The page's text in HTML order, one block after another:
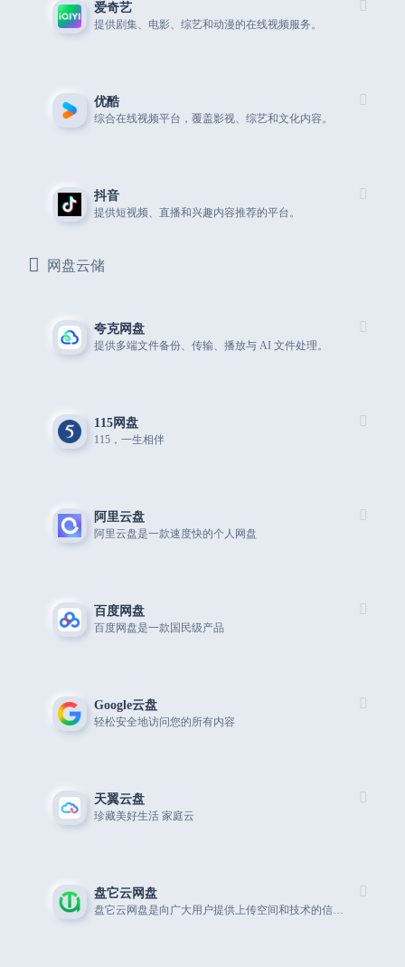
爱奇艺
提供剧集、电影、综艺和动漫的在线视频服务。
优酷
综合在线视频平台，覆盖影视、综艺和文化内容。
抖音
提供短视频、直播和兴趣内容推荐的平台。
网盘云储
夸克网盘
提供多端文件备份、传输、播放与 AI 文件处理。
115网盘
115，一生相伴
阿里云盘
阿里云盘是一款速度快的个人网盘
百度网盘
百度网盘是一款国民级产品
Google云盘
轻松安全地访问您的所有内容
天翼云盘
珍藏美好生活 家庭云
盘它云网盘
盘它云网盘是向广大用户提供上传空间和技术的信息存储空间服务平台。